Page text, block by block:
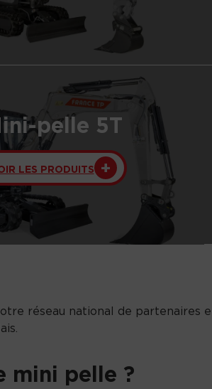
pelle 5T
LES PRODUITS
réseau national de partenaires
mini pelle ?